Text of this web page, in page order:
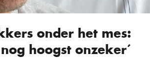
onder het mes:
hoogst onzeker´